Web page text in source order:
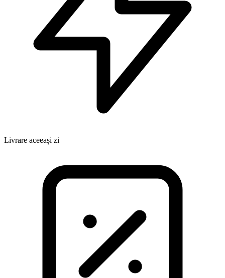
Livrare aceeași zi